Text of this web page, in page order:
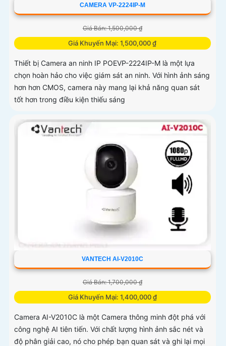
CAMERA VP-2224IP-M
Giá Bán: 1,500,000 ₫
Giá Khuyến Mại: 1,500,000 ₫
Thiết bị Camera an ninh IP POEVP-2224IP-M là một lựa
chọn hoàn hảo cho việc giám sát an ninh. Với hình ảnh sáng
hơn hơn CMOS, camera này mang lại khả năng quan sát
tốt hơn trong điều kiện thiếu sáng
VANTECH AI-V2010C
Giá Bán: 1,700,000 ₫
Giá Khuyến Mại: 1,400,000 ₫
Camera AI-V2010C là một Camera thông minh đột phá với
công nghệ AI tiên tiến. Với chất lượng hình ảnh sắc nét và
độ phân giải cao, nó cho phép bạn quan sát và ghi lại mọi